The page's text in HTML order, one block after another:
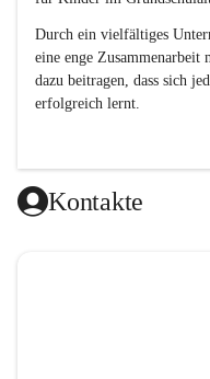
Durch ein vielfältiges
eine enge
dazu beitragen, dass sich
erfolgreich lernt.
Kontakte